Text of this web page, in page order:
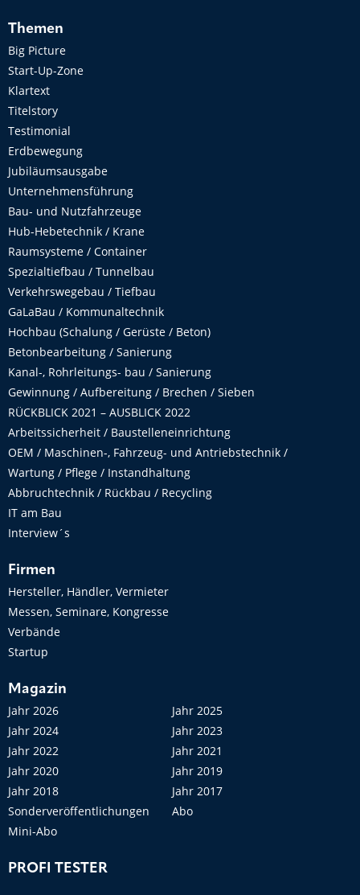
Themen
Big Picture
Start-Up-Zone
Klartext
Titelstory
Testimonial
Erdbewegung
Jubiläumsausgabe
Unternehmensführung
Bau- und Nutzfahrzeuge
Hub-Hebetechnik / Krane
Raumsysteme / Container
Spezialtiefbau / Tunnelbau
Verkehrswegebau / Tiefbau
GaLaBau / Kommunaltechnik
Hochbau (Schalung / Gerüste / Beton)
Betonbearbeitung / Sanierung
Kanal-, Rohrleitungs- bau / Sanierung
Gewinnung / Aufbereitung / Brechen / Sieben
RÜCKBLICK 2021 – AUSBLICK 2022
Arbeitssicherheit / Baustelleneinrichtung
OEM / Maschinen-, Fahrzeug- und Antriebstechnik /
Wartung / Pflege / Instandhaltung
Abbruchtechnik / Rückbau / Recycling
IT am Bau
Interview´s
Firmen
Hersteller, Händler, Vermieter
Messen, Seminare, Kongresse
Verbände
Startup
Magazin
Jahr 2026
Jahr 2025
Jahr 2024
Jahr 2023
Jahr 2022
Jahr 2021
Jahr 2020
Jahr 2019
Jahr 2018
Jahr 2017
Sonderveröffentlichungen
Abo
Mini-Abo
PROFI TESTER